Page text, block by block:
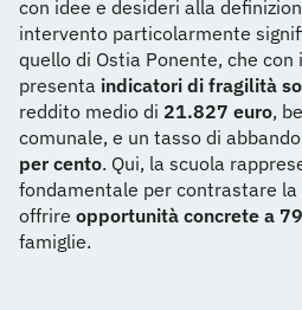
con idee e desideri alla
intervento particolarmente
quello di Ostia Ponente, che
presenta indicatori di fragilità
reddito medio di 21.827 euro,
comunale, e un tasso di
per cento. Qui, la scuola
fondamentale per contrastare
offrire opportunità concrete a
famiglie.